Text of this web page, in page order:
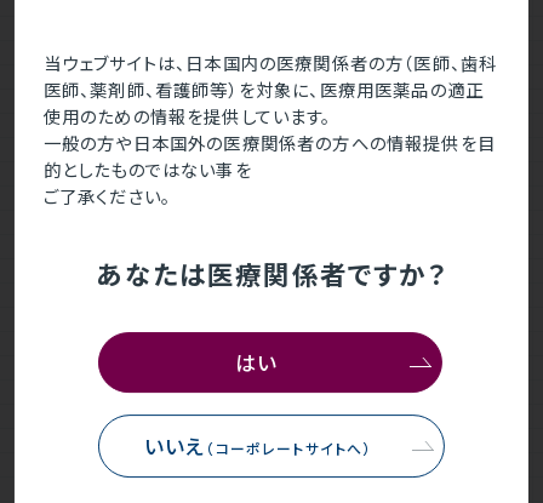
フォーム
製剤写真
安全性情報
ソリリス®点滴静注300mgの安全性情報
（第3報）
当ウェブサイトは、日本国内の医療関係者の方（医師、歯科
医師、薬剤師、看護師等）を対象に、医療用医薬品の適正
使用のための情報を提供しています。
一般の方や日本国外の医療関係者の方への情報提供を目
的としたものではない事を
ご了承ください。
あなたは医療関係者ですか？
はい
いいえ （コーポレートサイトへ）